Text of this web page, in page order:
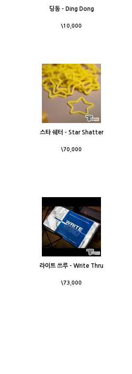
딩동 - Ding Dong
\10,000
스타 쉐터 - Star Shatter
\70,000
라이트 쓰루 - Write Thru
\73,000